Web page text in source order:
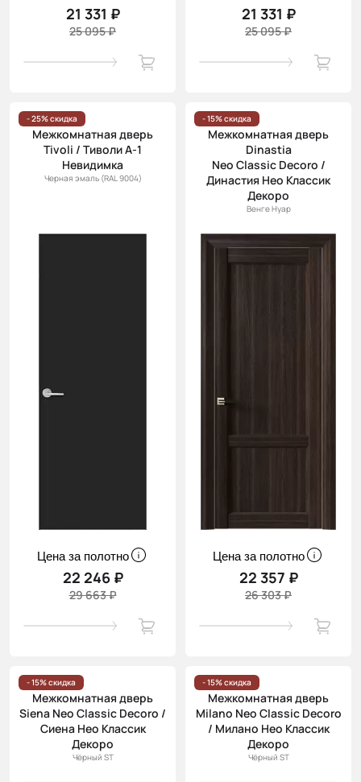
21 331 ₽
25 095 ₽
21 331 ₽
25 095 ₽
- 25% скидка
Межкомнатная дверь
Tivoli / Тиволи А-1
Невидимка
Черная эмаль (RAL 9004)
Цена за полотно
22 246 ₽
29 663 ₽
- 15% скидка
Межкомнатная дверь
Dinastia
Neo Classic Decoro /
Династия Нео Классик
Декоро
Венге Нуар
Цена за полотно
22 357 ₽
26 303 ₽
- 15% скидка
Межкомнатная дверь
Siena Neo Classic Decoro /
Сиена Нео Классик
Декоро
Чёрный ST
- 15% скидка
Межкомнатная дверь
Milano Neo Classic Decoro
/ Милано Нео Классик
Декоро
Чёрный ST